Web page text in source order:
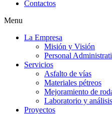
Contactos
Menu
La Empresa
Misión y Visión
Personal
Servicios
Asfalto de vías
Materiales pétreos
Mejoramiento de
Laboratorio y
Proyectos